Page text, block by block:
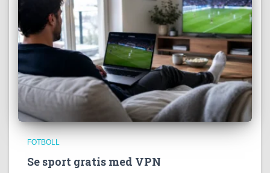
FOTBOLL
Se sport gratis med VPN